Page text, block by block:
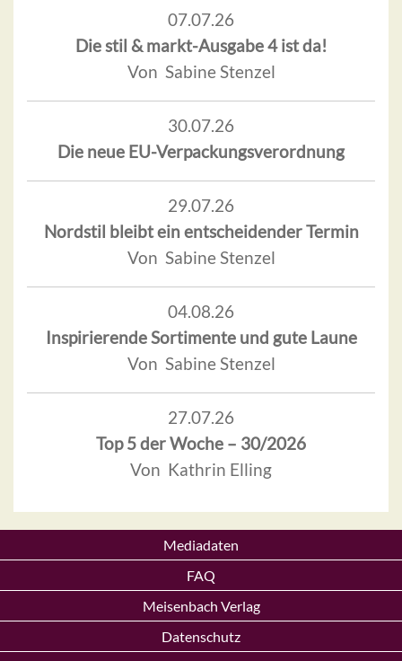
07.07.26
Die stil & markt-Ausgabe 4 ist da!
Von Sabine Stenzel
30.07.26
Die neue EU-Verpackungsverordnung
29.07.26
Nordstil bleibt ein entscheidender Termin
Von Sabine Stenzel
04.08.26
Inspirierende Sortimente und gute Laune
Von Sabine Stenzel
27.07.26
Top 5 der Woche – 30/2026
Von Kathrin Elling
Mediadaten
FAQ
Meisenbach Verlag
Datenschutz